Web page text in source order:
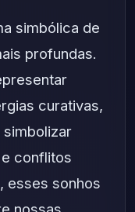
simbólica de
profundas.
curativas,
conflitos
esses sonhos